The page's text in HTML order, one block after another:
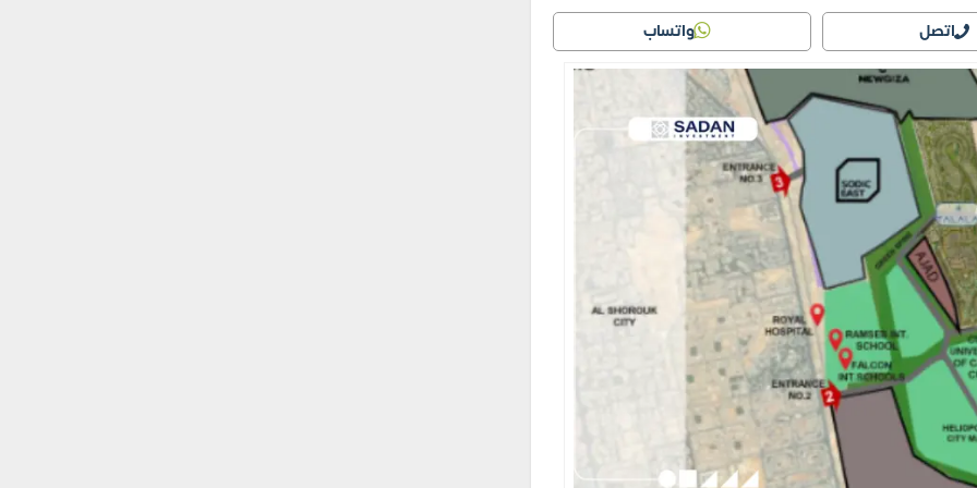
اتصل واتساب